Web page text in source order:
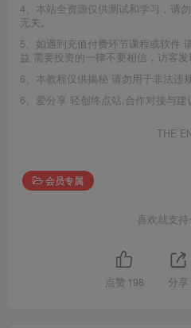
4、本站全资源仅供测试和学习，请
无关。
5、如遇到充值付费环节课程或软件
益 需要投资的一律不要相信，访客发
6、本教程仅供揭秘 请勿用于非法违
6、爱分享·轻创终点站,合作对接与
THE
会员专属
喜欢就支
点赞 198 分享